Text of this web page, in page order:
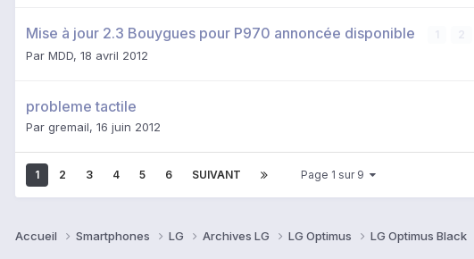
Mise à jour 2.3 Bouygues pour P970 annoncée disponible
Par MDD, 18 avril 2012
probleme tactile
Par gremail, 16 juin 2012
1 2 3 4 5 6 SUIVANT Page 1 sur 9
Accueil Smartphones LG Archives LG LG Optimus LG Optimus Black